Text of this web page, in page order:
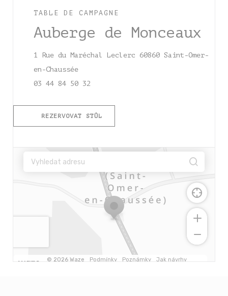
TABLE DE CAMPAGNE
Auberge de Monceaux
1 Rue du Maréchal Leclerc 60860 Saint-Omer-
en-Chaussée((otevře se v novém okně))
03 44 84 50 32
REZERVOVAT STŮL